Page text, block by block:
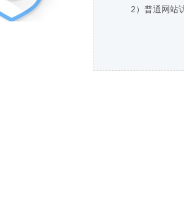
2）普通网站